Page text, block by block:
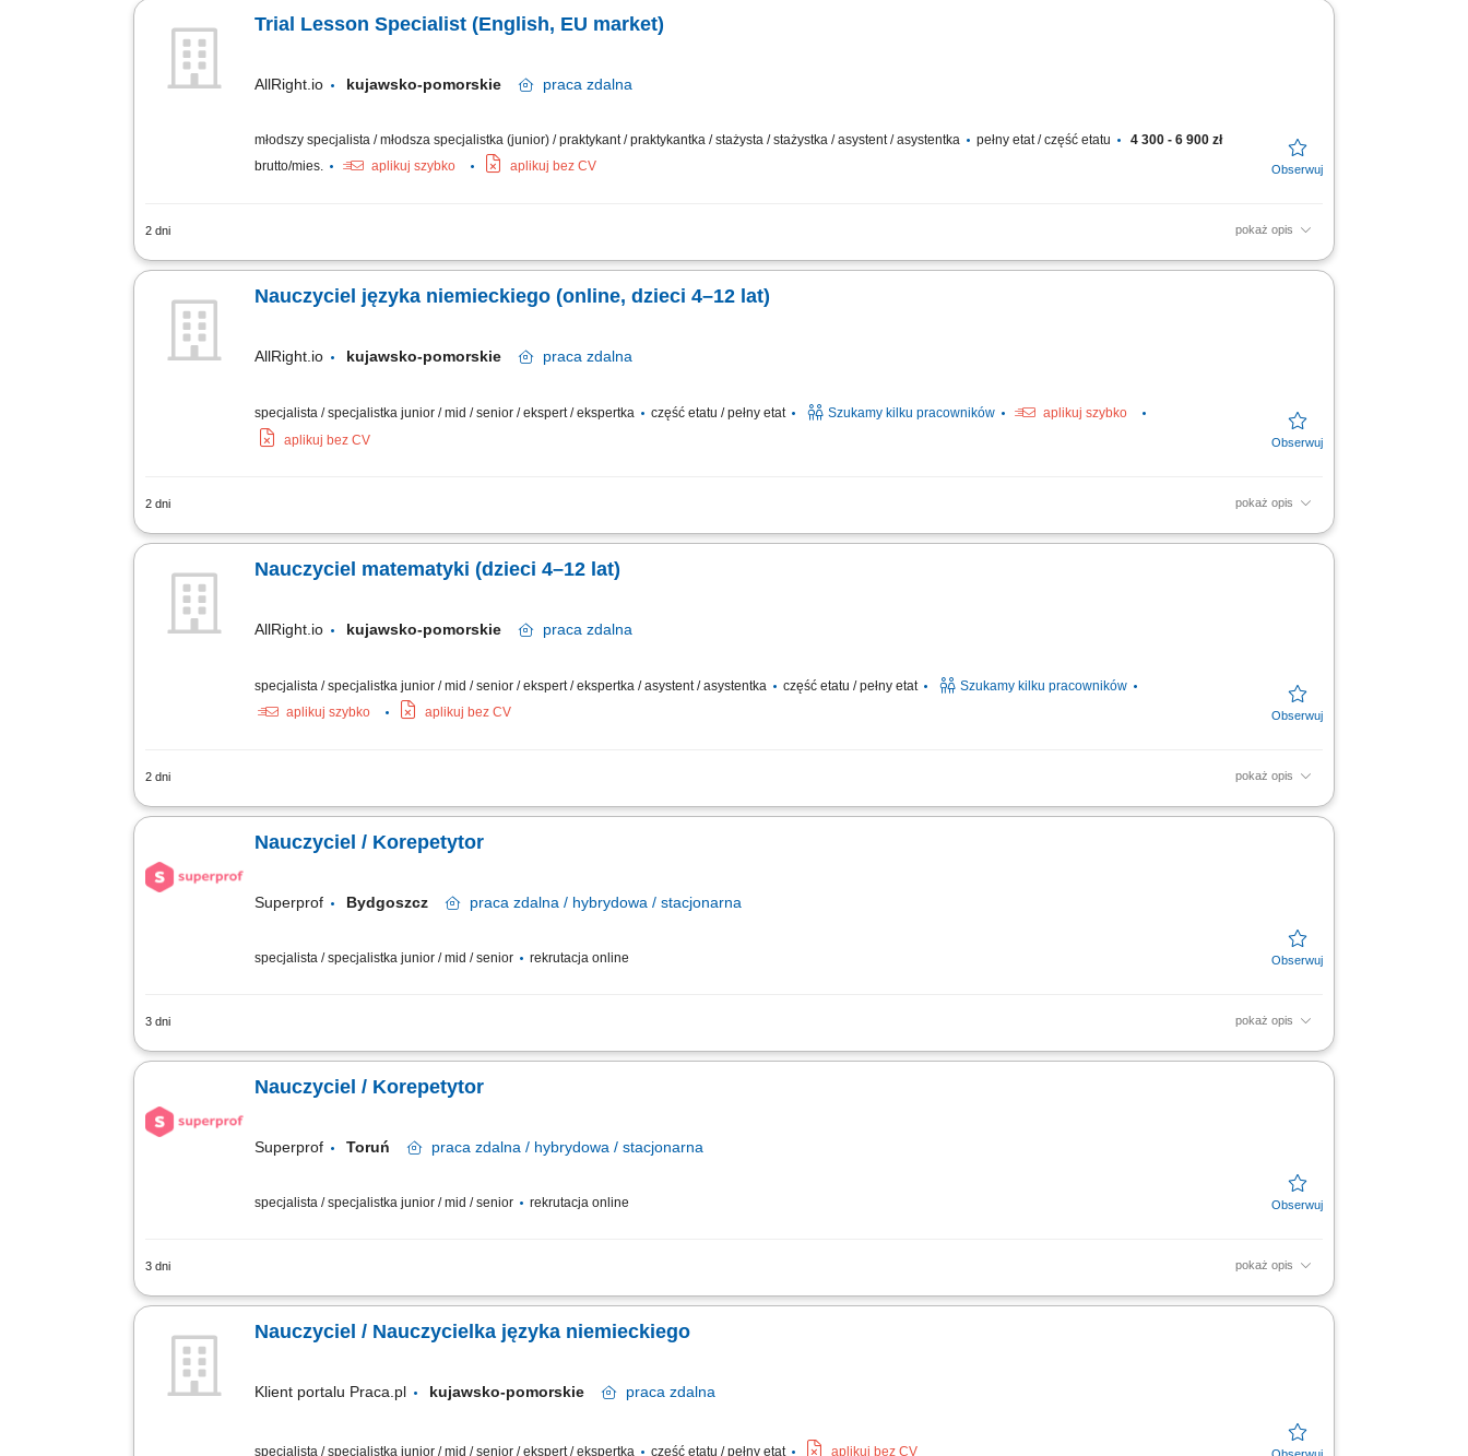
Trial Lesson Specialist (English, EU market)
AllRight.io kujawsko-pomorskie praca zdalna
młodszy specjalista / młodsza specjalistka (junior) / praktykant / praktykantka / stażysta / stażystka / asystent / asystentka pełny etat / część etatu
4 300 - 6 900 zł
brutto/mies.
aplikuj szybko aplikuj bez CV
2 dni pokaż opis
Things you’ll take care of: Conduct trial lessons (30 minutes) Assess the child’s level in a game-based format; Present the learning program; Help parents make a
Nauczyciel języka niemieckiego (online, dzieci 4–12 lat)
AllRight.io kujawsko-pomorskie praca zdalna
specjalista / specjalistka junior / mid / senior / ekspert / ekspertka część etatu / pełny etat Szukamy kilku pracowników
aplikuj szybko
aplikuj bez CV
2 dni pokaż opis
Twoje obowiązki: Prowadzenie indywidualnych lekcji online języka niemieckiego z dziećmi w wieku 4–12 lat na naszej interaktywnej platformie; Pomaganie dzieciom
Nauczyciel matematyki (dzieci 4–12 lat)
AllRight.io kujawsko-pomorskie praca zdalna
specjalista / specjalistka junior / mid / senior / ekspert / ekspertka / asystent / asystentka część etatu / pełny etat
Szukamy kilku pracowników
aplikuj szybko
aplikuj bez CV
2 dni pokaż opis
Twoje obowiązki: Prowadzenie indywidualnych lekcji online z dziećmi w wieku 4–12 lat na naszej interaktywnej platformie; Pomaganie dzieciom pokochać matematykę
Nauczyciel / Korepetytor
Superprof Bydgoszcz praca zdalna / hybrydowa / stacjonarna
specjalista / specjalistka junior / mid / senior rekrutacja online
3 dni pokaż opis
Poszukujemy pracowników dydaktycznych w całej Polsce, do prowadzenia prywatnych lekcji z wielu dziedzin, w tym: nauki ścisłe, sztuka, języki, zdrowie, fitness i wiele
Nauczyciel / Korepetytor
Superprof Toruń praca zdalna / hybrydowa / stacjonarna
specjalista / specjalistka junior / mid / senior rekrutacja online
3 dni pokaż opis
Poszukujemy pracowników dydaktycznych w całej Polsce, do prowadzenia prywatnych lekcji z wielu dziedzin, w tym: nauki ścisłe, sztuka, języki, zdrowie, fitness i wiele
Nauczyciel / Nauczycielka języka niemieckiego
Klient portalu Praca.pl kujawsko-pomorskie praca zdalna
specjalista / specjalistka junior / mid / senior / ekspert / ekspertka część etatu / pełny etat aplikuj bez CV